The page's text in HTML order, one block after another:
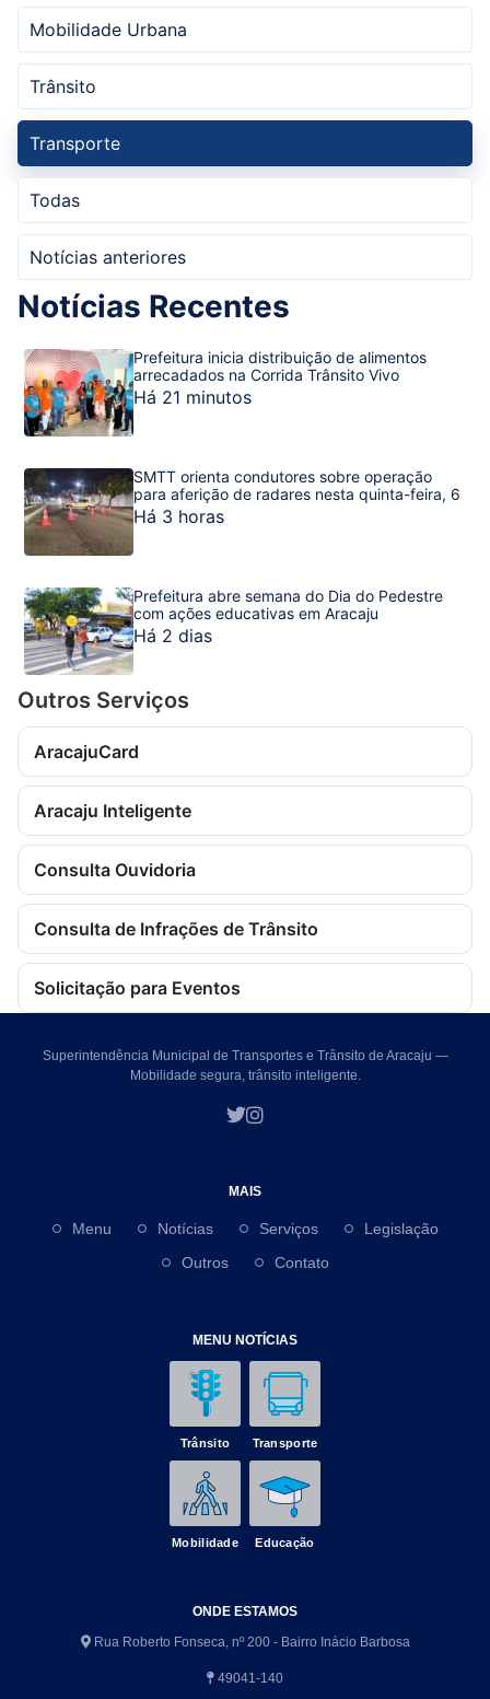
Mobilidade Urbana
Trânsito
Transporte
Todas
Notícias anteriores
Notícias Recentes
Prefeitura inicia distribuição de alimentos
arrecadados na Corrida Trânsito Vivo
Há 21 minutos
SMTT orienta condutores sobre operação
para aferição de radares nesta quinta-feira, 6
Há 3 horas
Prefeitura abre semana do Dia do Pedestre
com ações educativas em Aracaju
Há 2 dias
Outros Serviços
AracajuCard
Aracaju Inteligente
Consulta Ouvidoria
Consulta de Infrações de Trânsito
Solicitação para Eventos
Superintendência Municipal de Transportes e Trânsito de Aracaju —
Mobilidade segura, trânsito inteligente.
MAIS
Menu Notícias Serviços
Legislação
Outros
Contato
MENU NOTÍCIAS
Trânsito Transporte
Mobilidade Educação
ONDE ESTAMOS
Rua Roberto Fonseca, nº 200 - Bairro Inácio Barbosa
49041-140